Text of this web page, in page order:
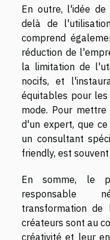
En outre, l'idée de
delà de
comprend
réduction de
la limitation de
nocifs, et
équitables pour
mode. Pour
d'un expert, que
un consultant
friendly, est
En somme, le
responsable
transformation
créateurs sont au
créativité et leur